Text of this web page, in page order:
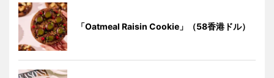
「Oatmeal Raisin Cookie」（58香港ドル）